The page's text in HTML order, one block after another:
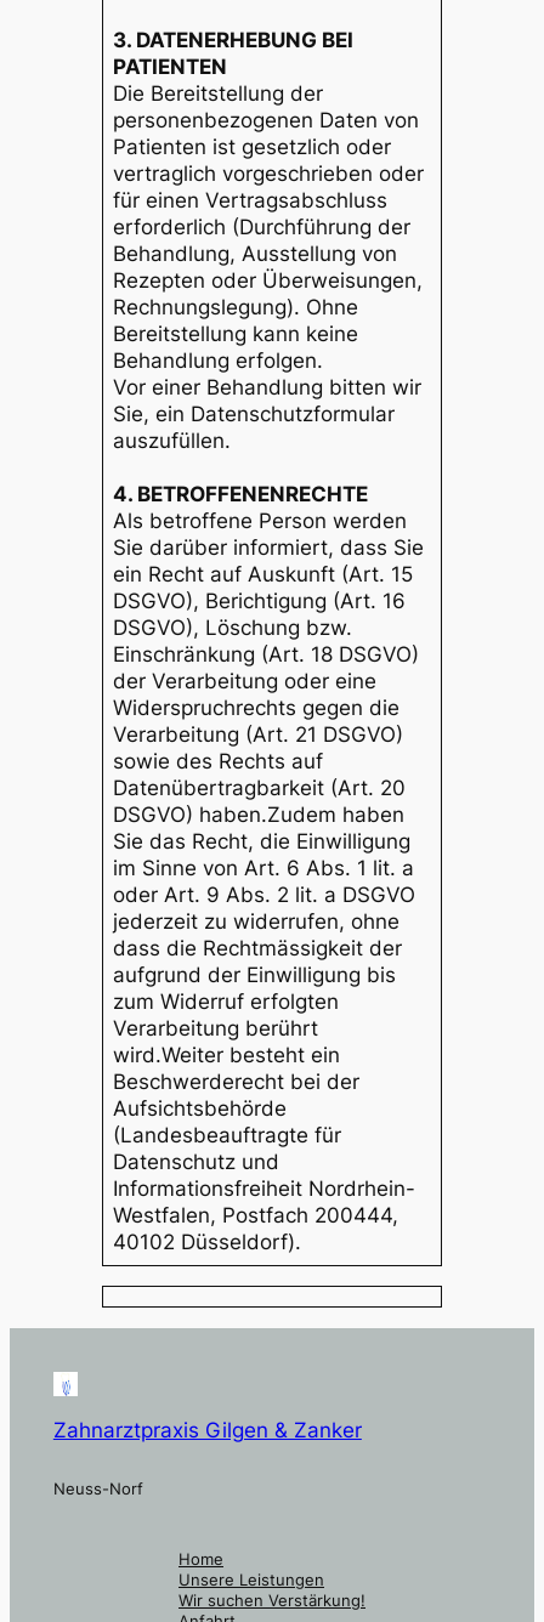
3. DATENERHEBUNG BEI
PATIENTEN
Die Bereitstellung der
personenbezogenen Daten von
Patienten ist gesetzlich oder
vertraglich vorgeschrieben oder
für einen Vertragsabschluss
erforderlich (Durchführung der
Behandlung, Ausstellung von
Rezepten oder Überweisungen,
Rechnungslegung). Ohne
Bereitstellung kann keine
Behandlung erfolgen.
Vor einer Behandlung bitten wir
Sie, ein Datenschutzformular
auszufüllen.
4. BETROFFENENRECHTE
Als betroffene Person werden
Sie darüber informiert, dass Sie
ein Recht auf Auskunft (Art. 15
DSGVO), Berichtigung (Art. 16
DSGVO), Löschung bzw.
Einschränkung (Art. 18 DSGVO)
der Verarbeitung oder eine
Widerspruchrechts gegen die
Verarbeitung (Art. 21 DSGVO)
sowie des Rechts auf
Datenübertragbarkeit (Art. 20
DSGVO) haben.Zudem haben
Sie das Recht, die Einwilligung
im Sinne von Art. 6 Abs. 1 lit. a
oder Art. 9 Abs. 2 lit. a DSGVO
jederzeit zu widerrufen, ohne
dass die Rechtmässigkeit der
aufgrund der Einwilligung bis
zum Widerruf erfolgten
Verarbeitung berührt
wird.Weiter besteht ein
Beschwerderecht bei der
Aufsichtsbehörde
(Landesbeauftragte für
Datenschutz und
Informationsfreiheit Nordrhein-
Westfalen, Postfach 200444,
40102 Düsseldorf).
Zahnarztpraxis Gilgen & Zanker
Neuss-Norf
Home
Unsere Leistungen
Wir suchen Verstärkung!